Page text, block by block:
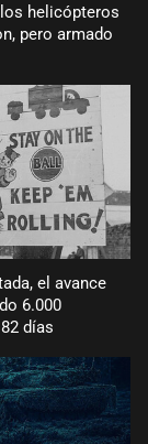
helicópteros
pero armado
el avance
6.000
días